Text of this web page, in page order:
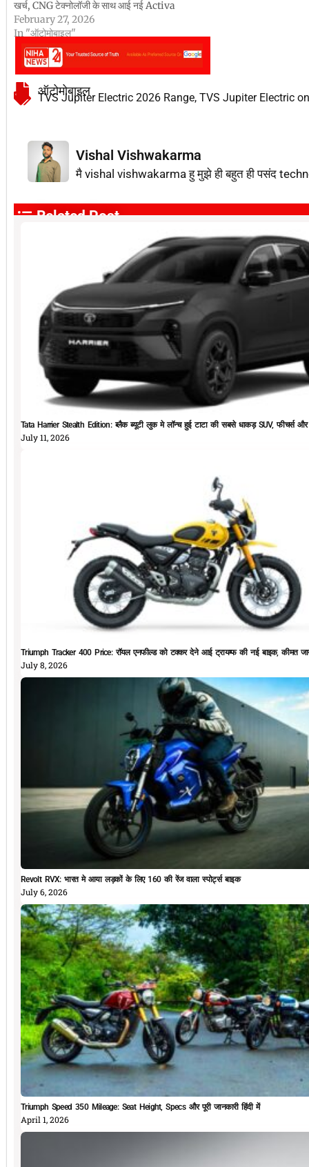
खर्च, CNG टेक्नोलॉजी के साथ आई नई Activa
February 27, 2026
In "ऑटोमोबाइल"
ऑटोमोबाइल
TVS Jupiter Electric 2026 Range, TVS Jupiter Electric
Vishal Vishwakarma
मै vishal vishwakarma हु मुझे ही बहुत ही पसंद
Related Post
Tata Harrier Stealth Edition: ब्लैक ब्यूटी लुक मे लॉन्च हुई टाटा की सबसे धाकड़ SUV, फीचर्स
July 11, 2026
Triumph Tracker 400 Price: रॉयल एनफील्ड को टक्कर देने आई ट्रायम्फ की नई बाइक, कीमत
July 8, 2026
Revolt RVX: भारत मे आया लड़कों के लिए 160 की रेंज वाला स्पोर्ट्स बाइक
July 6, 2026
Triumph Speed 350 Mileage: Seat Height, Specs और पूरी जानकारी हिंदी में
April 1, 2026